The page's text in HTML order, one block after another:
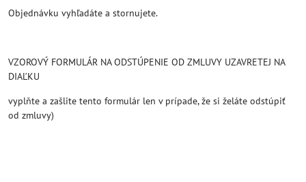
Objednávku vyhľadáte a stornujete.
VZOROVÝ FORMULÁR NA ODSTÚPENIE OD ZMLUVY UZAVRETEJ NA
DIAĽKU
vyplňte a zašlite tento formulár len v prípade, že si želáte odstúpiť
od zmluvy)